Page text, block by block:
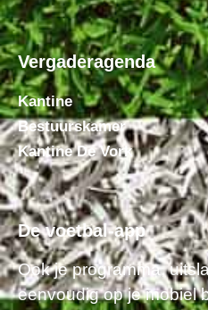
Vergaderagenda
Kantine
Bestuurskamer
Kantine De Vork
De voetbal-app
Ook je programma,
eenvoudig op je mobiel